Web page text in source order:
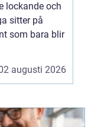
lockande och
sitter på
som bara blir
augusti 2026